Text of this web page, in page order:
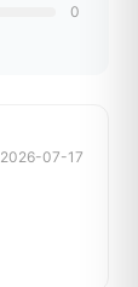
0
2026-07-17